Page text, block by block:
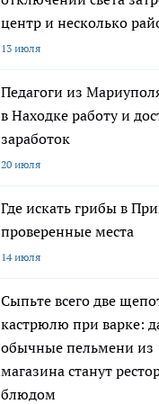
центр и несколько
13 июля
Педагоги из
в Находке работу и
заработок
20 июля
Где искать грибы в
проверенные места
14 июля
Сыпьте всего две
кастрюлю при варке:
обычные пельмени из
магазина станут
блюдом